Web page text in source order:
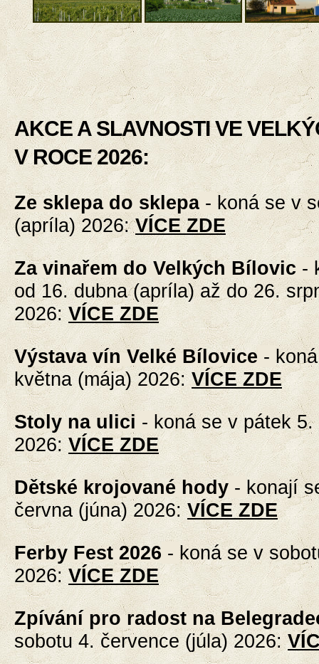
AKCE A SLAVNOSTI VE
V ROCE 2026:
Ze sklepa do sklepa - koná se v
(apríla) 2026:VÍCE ZDE
Za vinařem do Velkých Bílovic -
od 16. dubna (apríla) až do 26.
2026:VÍCE ZDE
Výstava vín Velké Bílovice -
května (mája) 2026:VÍCE ZDE
Stoly na ulici - koná se v pátek
2026: VÍCE ZDE
Dětské krojované hody - konají
června (júna) 2026:VÍCE ZDE
Ferby Fest 2026 - koná se v
2026:VÍCE ZDE
Zpívání pro radost na
sobotu 4. července (júla) 2026: